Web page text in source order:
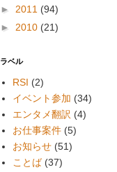
► 2011 (94)
► 2010 (21)
ラベル
RSI (2)
イベント参加 (34)
エンタメ翻訳 (4)
お仕事案件 (5)
お知らせ (51)
ことば (37)